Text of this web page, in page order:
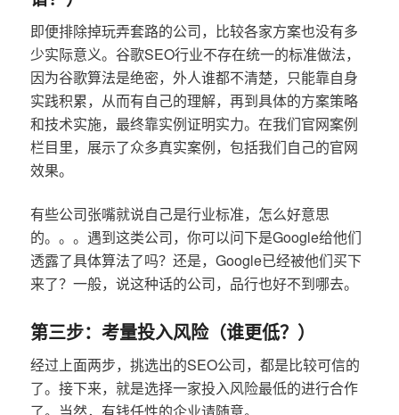
即便排除掉玩弄套路的公司，比较各家方案也没有多
少实际意义。谷歌SEO行业不存在统一的标准做法，
因为谷歌算法是绝密，外人谁都不清楚，只能靠自身
实践积累，从而有自己的理解，再到具体的方案策略
和技术实施，最终靠实例证明实力。在我们官网案例
栏目里，展示了众多真实案例，包括我们自己的官网
效果。
有些公司张嘴就说自己是行业标准，怎么好意思
的。。。遇到这类公司，你可以问下是Google给他们
透露了具体算法了吗？还是，Google已经被他们买下
来了？一般，说这种话的公司，品行也好不到哪去。
第三步：考量投入风险（谁更低？）
经过上面两步，挑选出的SEO公司，都是比较可信的
了。接下来，就是选择一家投入风险最低的进行合作